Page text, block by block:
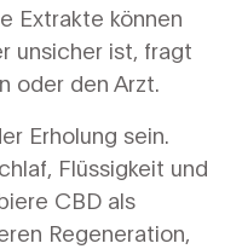
Extrakte können
unsicher ist, fragt
oder den Arzt.
Erholung sein.
Flüssigkeit und
CBD als
Regeneration,